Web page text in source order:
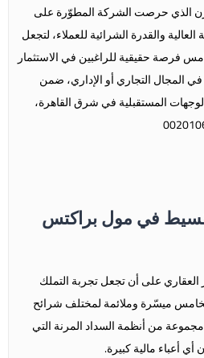
الذي حرصت الشركة المطوّرة على
والقدرة الشرائية للعملاء، لتجعل
فرصة حقيقية للراغبين في الاستثمار
المجال التجاري أو الإداري، ضمن
المستقبلية في شرق القاهرة،
في مول براكتس
على أن تجعل تجربة التملك
ميسّرة وملائمة لمختلف شرائح
من أنظمة السداد المرنة التي
أي أعباء مالية كبيرة.